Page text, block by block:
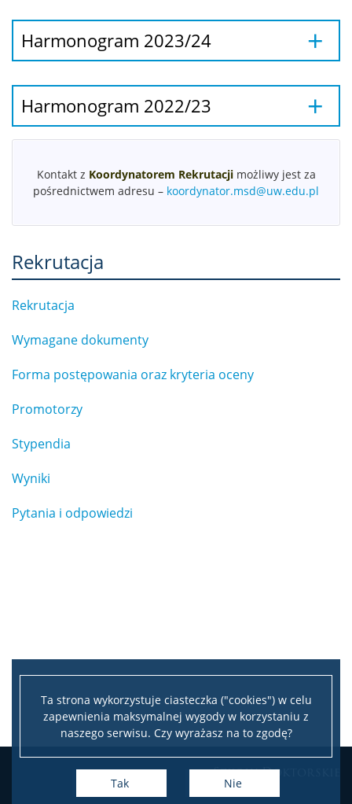
Ta strona wykorzystuje ciasteczka ("cookies") w celu
zapewnienia maksymalnej wygody w korzystaniu z
naszego serwisu. Czy wyrażasz na to zgodę?
Tak Nie
Lista doktorantów
Rada doktorantów MSD
Wydarzenia MSD
Do pobrania
Akty prawne
Organizacja roku akademickiego
Harmonogram 2023/24
Harmonogram 2022/23
Kontakt z Koordynatorem Rekrutacjimożliwy jest za
pośrednictwem adresu – koordynator.msd@uw.edu.pl
Rekrutacja
Rekrutacja
Wymagane dokumenty
Forma postępowania oraz kryteria oceny
Promotorzy
Stypendia
Wyniki
Pytania i odpowiedzi
Szkoły Doktorskie